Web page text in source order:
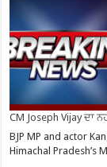
CM Joseph Vijay ਦਾ
BJP MP and actor
Himachal Pradesh’s